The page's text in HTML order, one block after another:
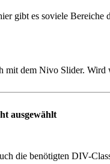
gibt es soviele
dem Nivo Slider.
ausgewählt
die benötigten DIV-